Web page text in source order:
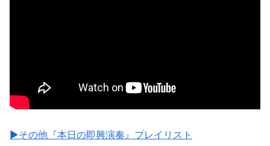
▶︎その他『本日の即興演奏』プレイリスト